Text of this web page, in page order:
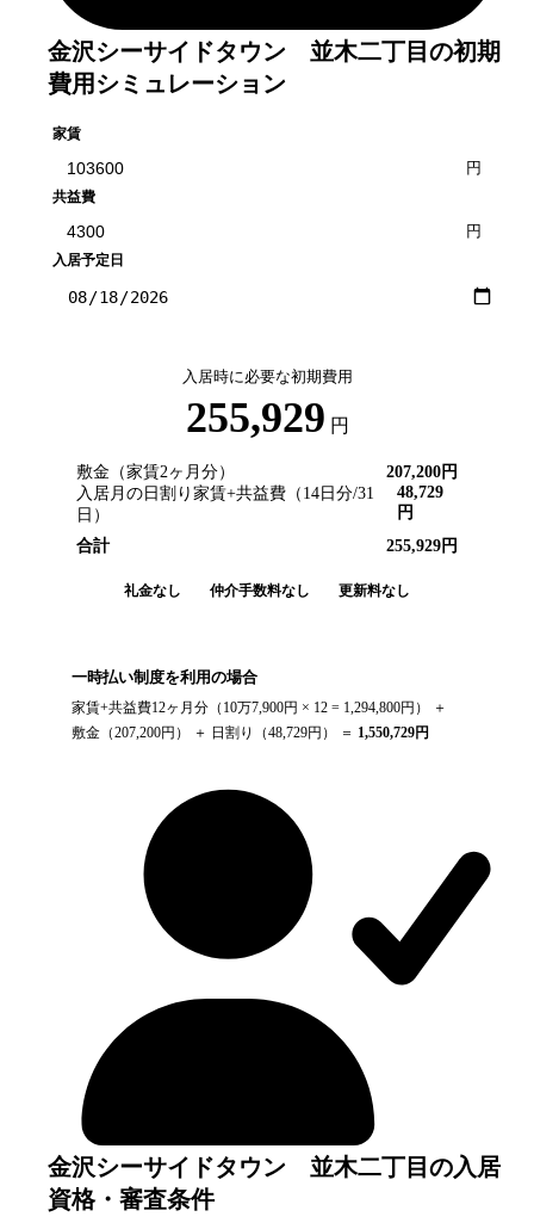
金沢シーサイドタウン 並木二丁目の初期
費用シミュレーション
家賃
円
共益費
円
入居予定日
入居時に必要な初期費用
255,929 円
敷金（家賃2ヶ月分） 207,200 円
入居月の日割り家賃+共益費（ 14 日分/31
日）
48,729
円
合計
255,929 円
礼金なし 仲介手数料なし 更新料なし
一時払い制度を利用の場合
家賃+共益費12ヶ月分（ 10万7,900円 × 12 = 1,294,800円） ＋
敷金（207,200円） ＋ 日割り（48,729円） ＝ 1,550,729円
金沢シーサイドタウン 並木二丁目の入居
資格・審査条件